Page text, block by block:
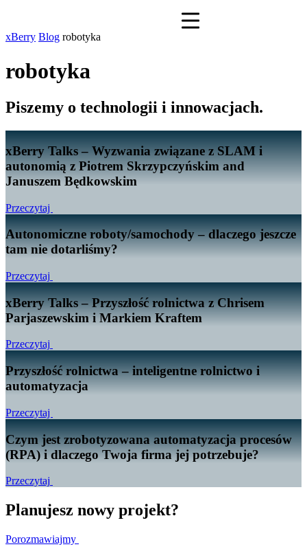
xBerry Blog robotyka
robotyka
Piszemy o technologii i innowacjach.
xBerry Talks – Wyzwania związane z SLAM i
autonomią z Piotrem Skrzypczyńskim and
Januszem Będkowskim
Przeczytaj
Autonomiczne roboty/samochody – dlaczego jeszcze
tam nie dotarliśmy?
Przeczytaj
xBerry Talks – Przyszłość rolnictwa z Chrisem
Parjaszewskim i Markiem Kraftem
Przeczytaj
Przyszłość rolnictwa – inteligentne rolnictwo i
automatyzacja
Przeczytaj
Czym jest zrobotyzowana automatyzacja procesów
(RPA) i dlaczego Twoja firma jej potrzebuje?
Przeczytaj
Planujesz nowy projekt?
Porozmawiajmy